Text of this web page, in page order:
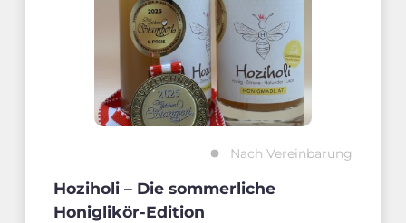
Nach Vereinbarung
Hoziholi – Die sommerliche
Honiglikör-Edition